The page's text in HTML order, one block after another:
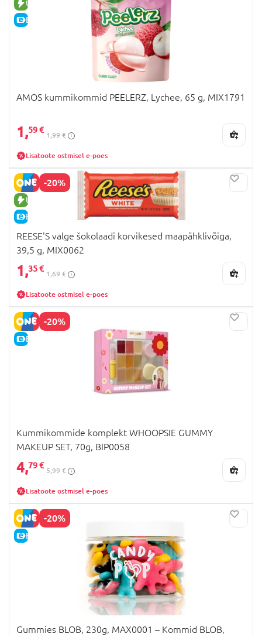
UUS TOODE
E-HIND
AMOS kummikommid PEELERZ, Lychee, 65 g, MIX1791
1,59 €
1,99 €
Lisatoote ostmisel e-poes
-20%
UUS TOODE
E-HIND
REESE'S valge šokolaadi korvikesed maapähklivõiga,
39,5 g, MIX0062
1,35 €
1,69 €
Lisatoote ostmisel e-poes
-20%
E-HIND
Kummikommide komplekt WHOOPSIE GUMMY
MAKEUP SET, 70g, BIP0058
4,79 €
5,99 €
Lisatoote ostmisel e-poes
-20%
E-HIND
Gummies BLOB, 230g, MAX0001 – Kommid BLOB,